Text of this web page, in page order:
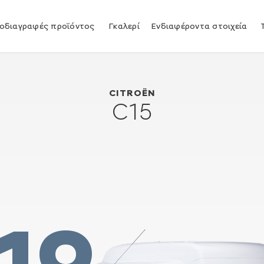
προϊόντος Γκαλερί Ενδιαφέροντα στοιχεία
CITROËN
C15